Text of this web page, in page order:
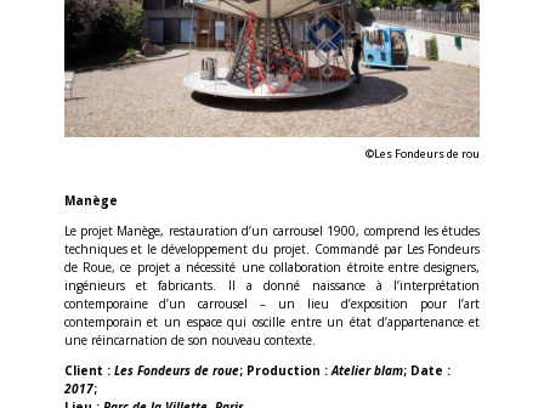
©Les Fondeurs de rou
Manège
Le projet Manège, restauration d’un carrousel 1900, comprend les études
techniques et le développement du projet. Commandé par Les Fondeurs
de Roue, ce projet a nécessité une collaboration étroite entre designers,
ingénieurs et fabricants. Il a donné naissance à l’interprétation
contemporaine d’un carrousel – un lieu d’exposition pour l’art
contemporain et un espace qui oscille entre un état d’appartenance et
une réincarnation de son nouveau contexte.
Client : Les Fondeurs de roue; Production : Atelier blam; Date :
2017;